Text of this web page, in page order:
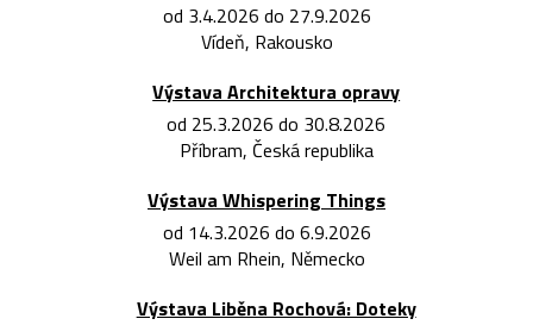
od 3.4.2026 do 27.9.2026
Vídeň, Rakousko
Výstava Architektura opravy
od 25.3.2026 do 30.8.2026
Příbram, Česká republika
Výstava Whispering Things
od 14.3.2026 do 6.9.2026
Weil am Rhein, Německo
Výstava Liběna Rochová: Doteky